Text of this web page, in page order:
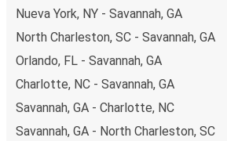
Nueva York, NY - Savannah, GA
North Charleston, SC - Savannah, GA
Orlando, FL - Savannah, GA
Charlotte, NC - Savannah, GA
Savannah, GA - Charlotte, NC
Savannah, GA - North Charleston, SC